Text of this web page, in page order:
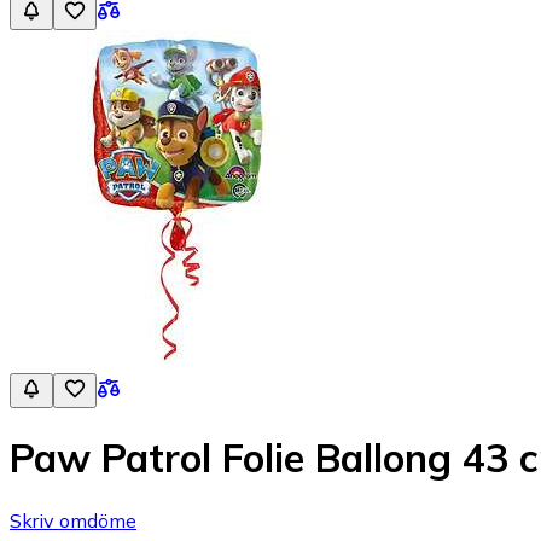
Paw Patrol Folie Ballong 43
Skriv omdöme